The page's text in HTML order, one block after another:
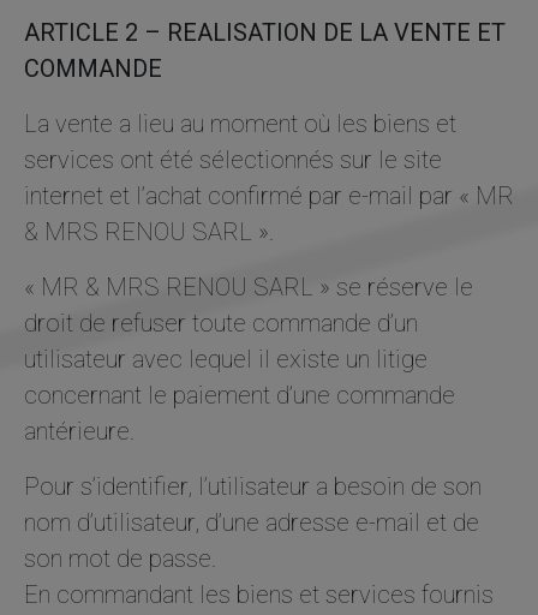
ARTICLE 2 – REALISATION DE LA VENTE ET
COMMANDE
La vente a lieu au moment où les biens et
services ont été sélectionnés sur le site
internet et l’achat confirmé par e-mail par « MR
& MRS RENOU SARL ».
« MR & MRS RENOU SARL » se réserve le
droit de refuser toute commande d’un
utilisateur avec lequel il existe un litige
concernant le paiement d’une commande
antérieure.
Pour s’identifier, l’utilisateur a besoin de son
nom d’utilisateur, d’une adresse e-mail et de
son mot de passe.
En commandant les biens et services fournis
votre
site, vous
augmentez les
chances de
voir du